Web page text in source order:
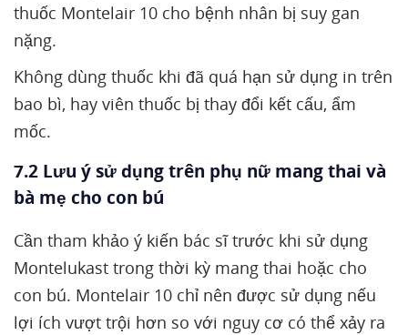
thuốc Montelair 10 cho bệnh nhân bị suy gan
nặng.
Không dùng thuốc khi đã quá hạn sử dụng in trên
bao bì, hay viên thuốc bị thay đổi kết cấu, ẩm
mốc.
7.2 Lưu ý sử dụng trên phụ nữ mang thai và
bà mẹ cho con bú
Cần tham khảo ý kiến bác sĩ trước khi sử dụng
Montelukast trong thời kỳ mang thai hoặc cho
con bú. Montelair 10 chỉ nên được sử dụng nếu
lợi ích vượt trội hơn so với nguy cơ có thể xảy ra